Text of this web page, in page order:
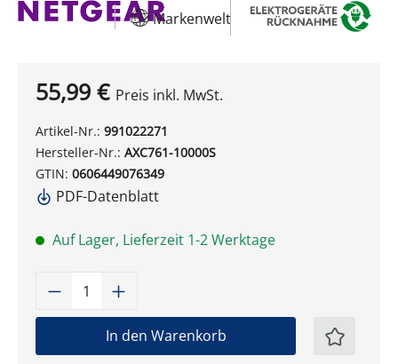
Markenwelt
55,99 € Preis inkl. MwSt.
Artikel-Nr.: 991022271
Hersteller-Nr.: AXC761-10000S
GTIN: 0606449076349
PDF-Datenblatt
Auf Lager, Lieferzeit 1-2 Werktage
Produkt Anzahl: Gib den
In den Warenkorb